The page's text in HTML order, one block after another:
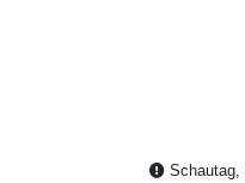
Schautag,